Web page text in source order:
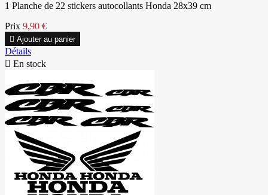
1 Planche de 22 stickers autocollants Honda 28x39 cm
Prix 9,90 €
 Ajouter au panier
Détails
 En stock